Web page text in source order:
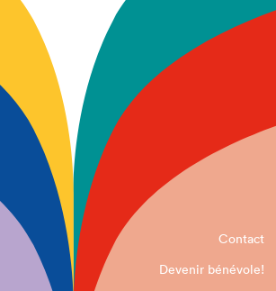
Contact
Devenir bénévole!